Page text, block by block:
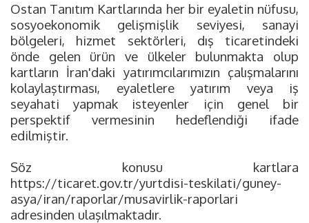
Ostan Tanıtım Kartlarında her bir eyaletin nüfusu,
sosyoekonomik gelişmişlik seviyesi, sanayi
bölgeleri, hizmet sektörleri, dış ticaretindeki
önde gelen ürün ve ülkeler bulunmakta olup
kartların İran'daki yatırımcılarımızın çalışmalarını
kolaylaştırması, eyaletlere yatırım veya iş
seyahati yapmak isteyenler için genel bir
perspektif vermesinin hedeflendiği ifade
edilmiştir.
Söz konusu kartlara
https://ticaret.gov.tr/yurtdisi-teskilati/guney-
asya/iran/raporlar/musavirlik-raporlari
adresinden ulaşılmaktadır.